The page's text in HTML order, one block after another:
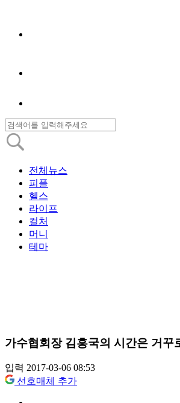
전체뉴스
피플
헬스
라이프
컬처
머니
테마
가수협회장 김흥국의 시간은 거꾸
입력 2017-03-06 08:53
선호매체 추가